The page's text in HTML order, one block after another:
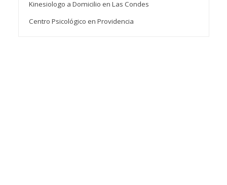
Kinesiologo a Domicilio en Las Condes
Centro Psicológico en Providencia